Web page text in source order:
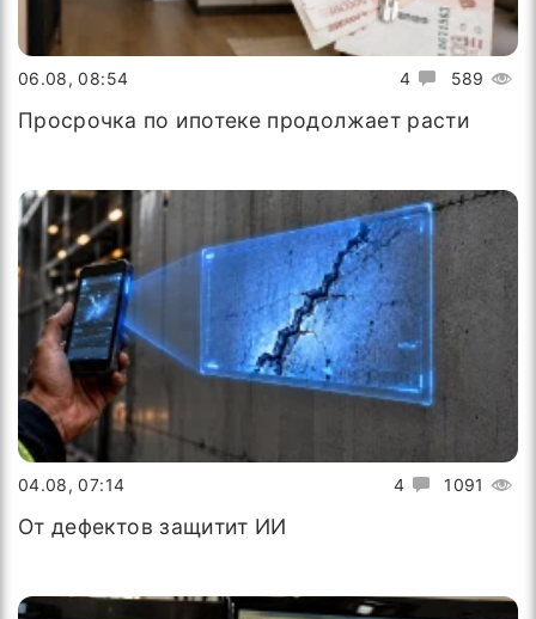
4 589
06.08, 08:54
Просрочка по ипотеке продолжает расти
4 1091
04.08, 07:14
От дефектов защитит ИИ